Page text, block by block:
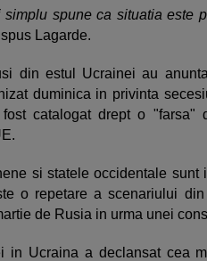
spune ca situatia este
Lagarde.
din estul Ucrainei au
duminica in privinta
fost catalogat drept o
si statele occidentale sunt
o repetare a scenariului
de Rusia in urma unei
in Ucraina a declansat cea